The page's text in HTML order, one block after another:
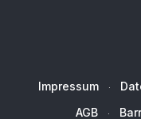
Impressum
AGB